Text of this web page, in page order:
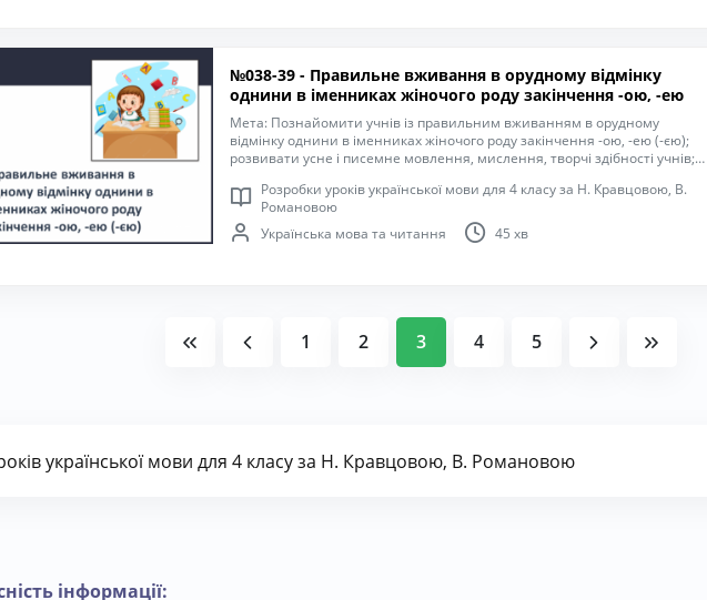
№038-39 - Правильне вживання в орудному відмінку
однини в іменниках жіночого роду закінчення -ою, -ею
Мета: Познайомити учнів із правильним вживанням в орудному
відмінку однини в іменниках жіночого роду закінчення -ою, -ею (-єю);
розвивати усне і писемне мовлення, мислення, творчі здібності учнів;
співпрацювати з іншими учасниками навчального процесу,
виконувати розумові операції й практичні дії; удосконалювати навички
письма, пригадати правила оформлення речень; формувати
компетентність спілкуватися рідною мовою; виховувати уважність,
Розробки уроків української мови для 4 класу за Н. Кравцовою, В.
Романовою
Українська мова та читання
45 хв
1 2 3 4 5
української мови для 4 класу за Н. Кравцовою, В. Романовою
інформації: